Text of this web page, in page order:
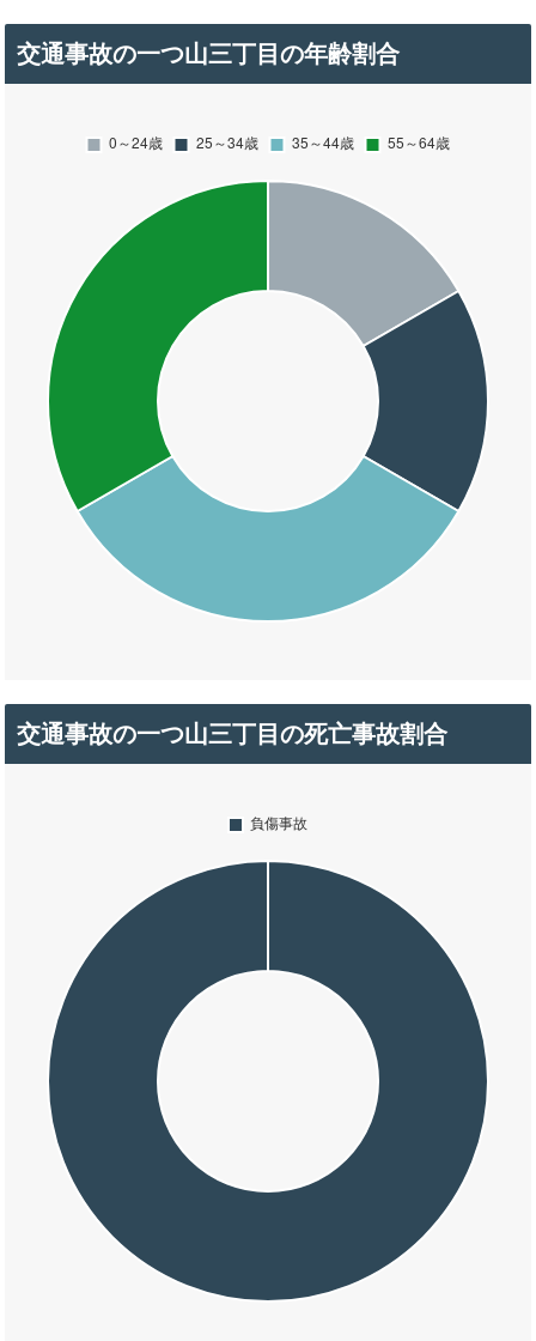
交通事故の一つ山三丁目の年齢割合
交通事故の一つ山三丁目の死亡事故割合